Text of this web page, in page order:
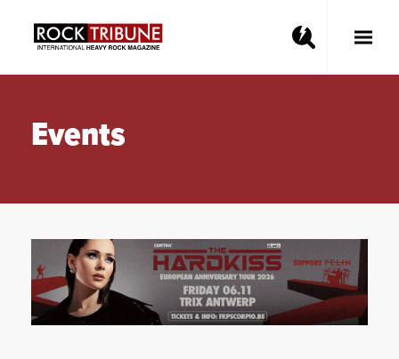
Toggle
Events